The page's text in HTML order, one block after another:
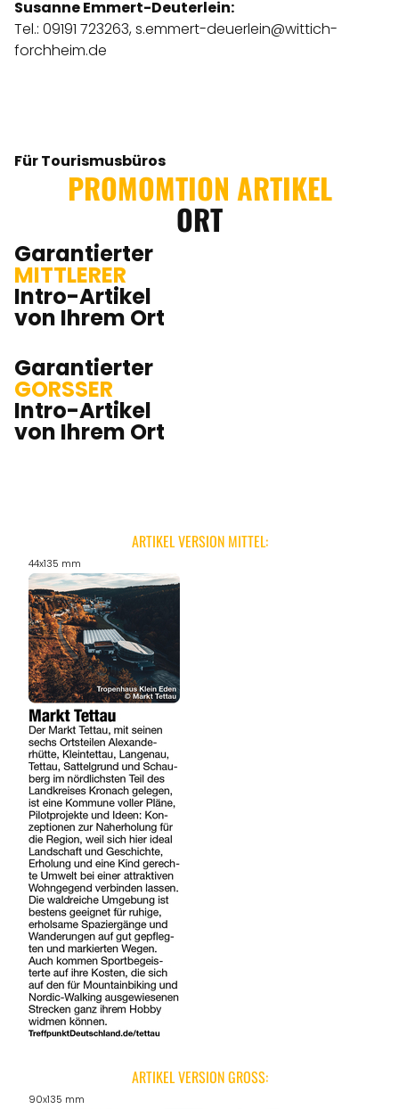
Susanne Emmert-Deuterlein:
Tel.: 09191 723263,s.emmert-deuerlein@wittich-
forchheim.de
Für Tourismusbüros
PROMOMTION ARTIKEL
ORT
Garantierter
MITTLERER
Intro-Artikel
von Ihrem Ort
Garantierter
GORSSER
Intro-Artikel
von Ihrem Ort
ARTIKEL VERSION MITTEL:
44x135 mm
ARTIKEL VERSION GROSS:
90x135 mm